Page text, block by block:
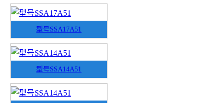
型号SSA17A51
型号SSA14A51